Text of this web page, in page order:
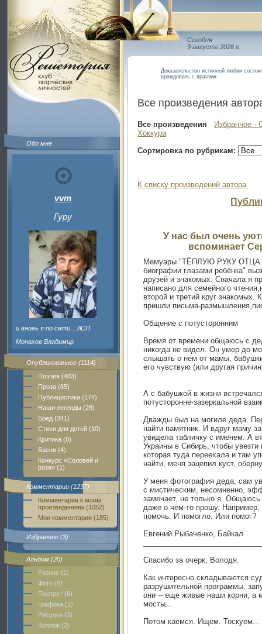
Обо мне
vvm
Гуру
и вновь я по сети... АСП
Монахов Владимир
Опубликованное (1114)
Поэзия (483)
Проза (65)
Публицистика (174)
Наши легенды (28)
Бред (341)
Стихи для детей (10)
Критика (8)
Басни (4)
Конкурс «Соловей и
роза» (1)
Комментарии (1237)
Комментарии к моим
произведениям (1052)
Мои комментарии (185)
Избранное (3)
Альбом (20)
Разное (1)
Фото (8)
Портрет (6)
Графика (1)
Рисунки (2)
Коллаж (2)
Сегодня
9 августа 2026 г.
Доказательство истинной любви
враждовать с врагами
Все произведения
Все произведения
Избранное -
Хоккура
Сортировка по рубрикам:
К списку произведений автора
У нас был очень
вспоминает
Мемуары "ТЁПЛУЮ РУКУ ОТЦА.
биографии глазами ребёнка"
друзей и знакомых. Сначала я
написано для семейного
второй и третий круг знакомых.
пришли письма-
Общение с потусторонним
Время от времени общаюсь с
никогда не видел. Он умер до
слышать о нём от мамы,
его чувствую (или другая
А с бабушкой в жизни
потусторонне-зазеркальной
Дважды был на могиле деда.
найти памятник. И вдруг маму
увидела табличку с именем. А
Украины в Сибирь, чтобы
которая туда переехала и там
найти, меня зацепил куст,
У меня фотография деда, сам
с мистическим, несомненно,
замечает, не только я.
даже о чём-то прошу.
помочь. И помогло. Или помог?
Евгений Рыбаченко, Байкал
Спасибо за очерк, Володя.
Как интересно складываются
разрушительной программы,
они -- еще живые наши корни, а
мосты...
Потом каемся. Ищем. Тоскуем...